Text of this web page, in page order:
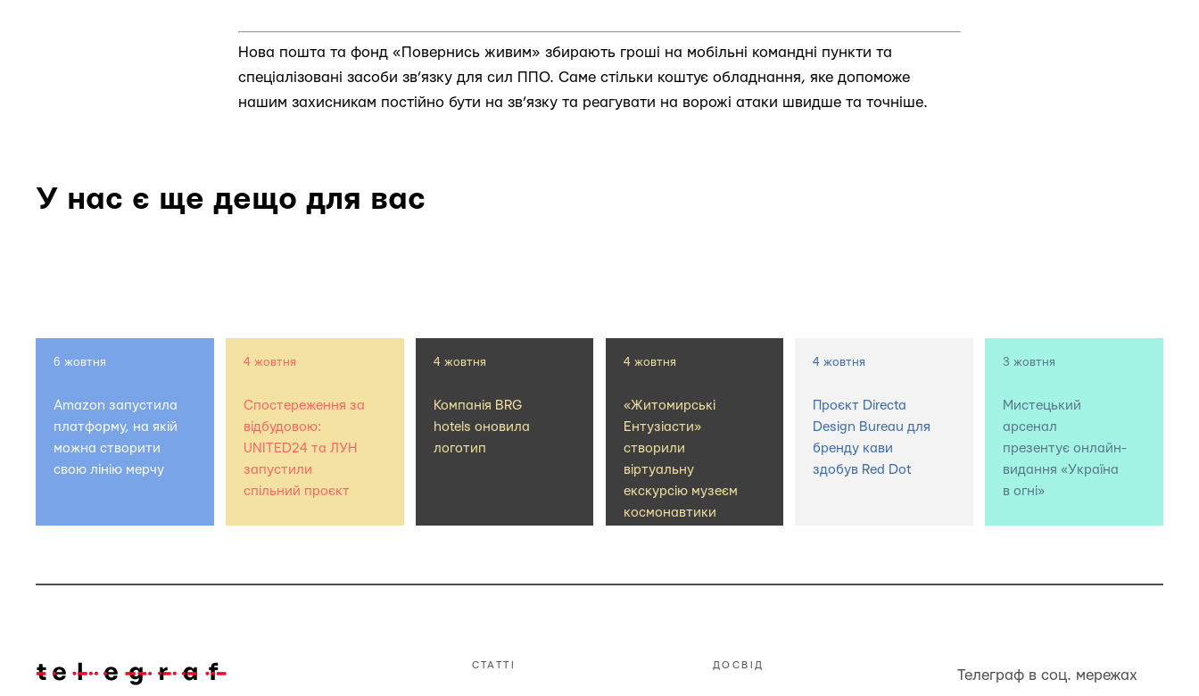
Нова пошта та фонд «Повернись живим» збирають гроші на мобільні командні пункти та
спеціалізовані засоби зв’язку для сил ППО. Саме стільки коштує обладнання, яке допоможе
нашим захисникам постійно бути на зв’язку та реагувати на ворожі атаки швидше та точніше.
У нас є ще дещо для вас
6 жовтня
Amazon запустила
платформу, на якій
можна створити
свою лінію мерчу
4 жовтня
Спостереження за
відбудовою:
UNITED24 та ЛУН
запустили
спільний проєкт
4 жовтня
Компанія BRG
hotels оновила
логотип
4 жовтня
«Житомирські
Ентузіасти»
створили
віртуальну
екскурсію музеєм
космонавтики
4 жовтня
Проєкт Directa
Design Bureau для
бренду кави
здобув Red Dot
3 жовтня
Мистецький
арсенал
презентує онлайн-
видання «Україна
в огні»
СТАТТІ ДОСВІД
Телеграф в соц. мережах